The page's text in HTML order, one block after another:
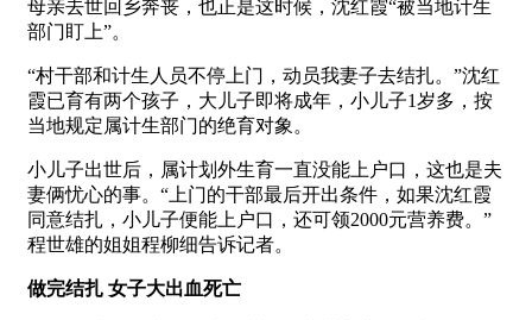
母亲去世回乡奔丧，也正是这时候，沈红霞“被当地计生
部门盯上”。
“村干部和计生人员不停上门，动员我妻子去结扎。”沈红
霞已育有两个孩子，大儿子即将成年，小儿子1岁多，按
当地规定属计生部门的绝育对象。
小儿子出世后，属计划外生育一直没能上户口，这也是夫
妻俩忧心的事。“上门的干部最后开出条件，如果沈红霞
同意结扎，小儿子便能上户口，还可领2000元营养费。”
程世雄的姐姐程柳细告诉记者。
做完结扎 女子大出血死亡